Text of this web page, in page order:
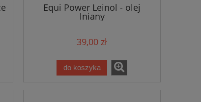
Equi Power Leinol - olej
lniany
39,00 zł
do koszyka